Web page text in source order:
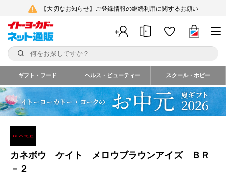
【大切なお知らせ】ご登録情報の継続利用に関するお願い
ギフト・フード ヘルス・ビューティー スクール・ホビー
カネボウ ケイト メロウブラウンアイズ ＢＲ
－２